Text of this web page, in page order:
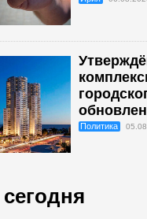
Политика